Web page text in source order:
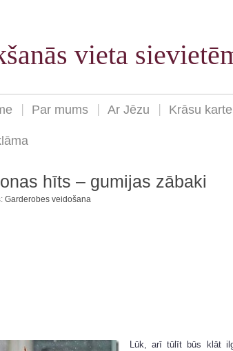
vieta
Par mums Ar Jēzu Krāsu karte
hīts – gumijas zābaki
Garderobes veidošana
Lūk, arī tūlīt būs klāt